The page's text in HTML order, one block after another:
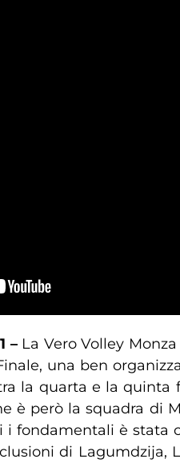
– La Vero Volley
una ben
la quarta e la quinta
è però la squadra di
fondamentali è stata
di Lagumdzija,